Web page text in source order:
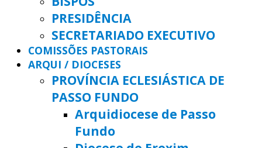
PRESIDÊNCIA
SECRETARIADO EXECUTIVO
COMISSÕES PASTORAIS
ARQUI / DIOCESES
PROVÍNCIA ECLESIÁSTICA DE
PASSO FUNDO
Arquidiocese de Passo
Fundo